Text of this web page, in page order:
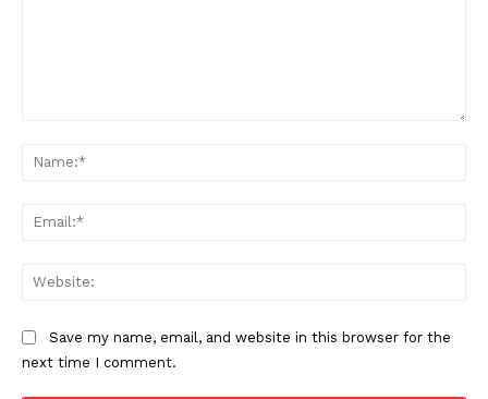
Save my name, email, and website in this browser for the
next time I comment.